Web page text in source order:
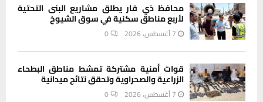
محافظ ذي قار يطلق مشاريع البنى التحتية
لأربع مناطق سكنية في سوق الشيوخ
7 أغسطس، 2026 0
قوات أمنية مشتركة تمشط مناطق البطحاء
الزراعية والصحراوية وتحقق نتائج ميدانية
7 أغسطس، 2026 0